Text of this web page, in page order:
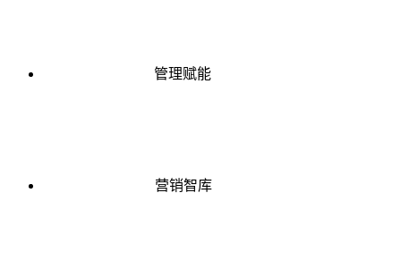
管理赋能
营销智库